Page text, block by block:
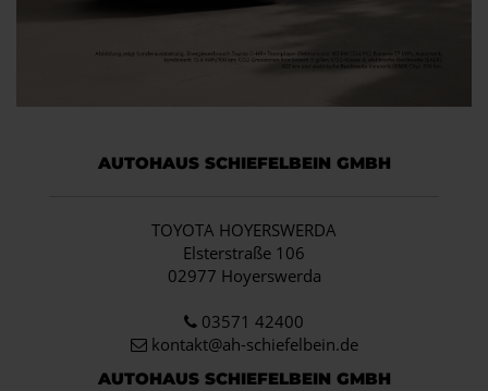
AUTOHAUS SCHIEFELBEIN GMBH
TOYOTA HOYERSWERDA
Elsterstraße 106
02977 Hoyerswerda
03571 42400
kontakt@ah-schiefelbein.de
AUTOHAUS SCHIEFELBEIN GMBH